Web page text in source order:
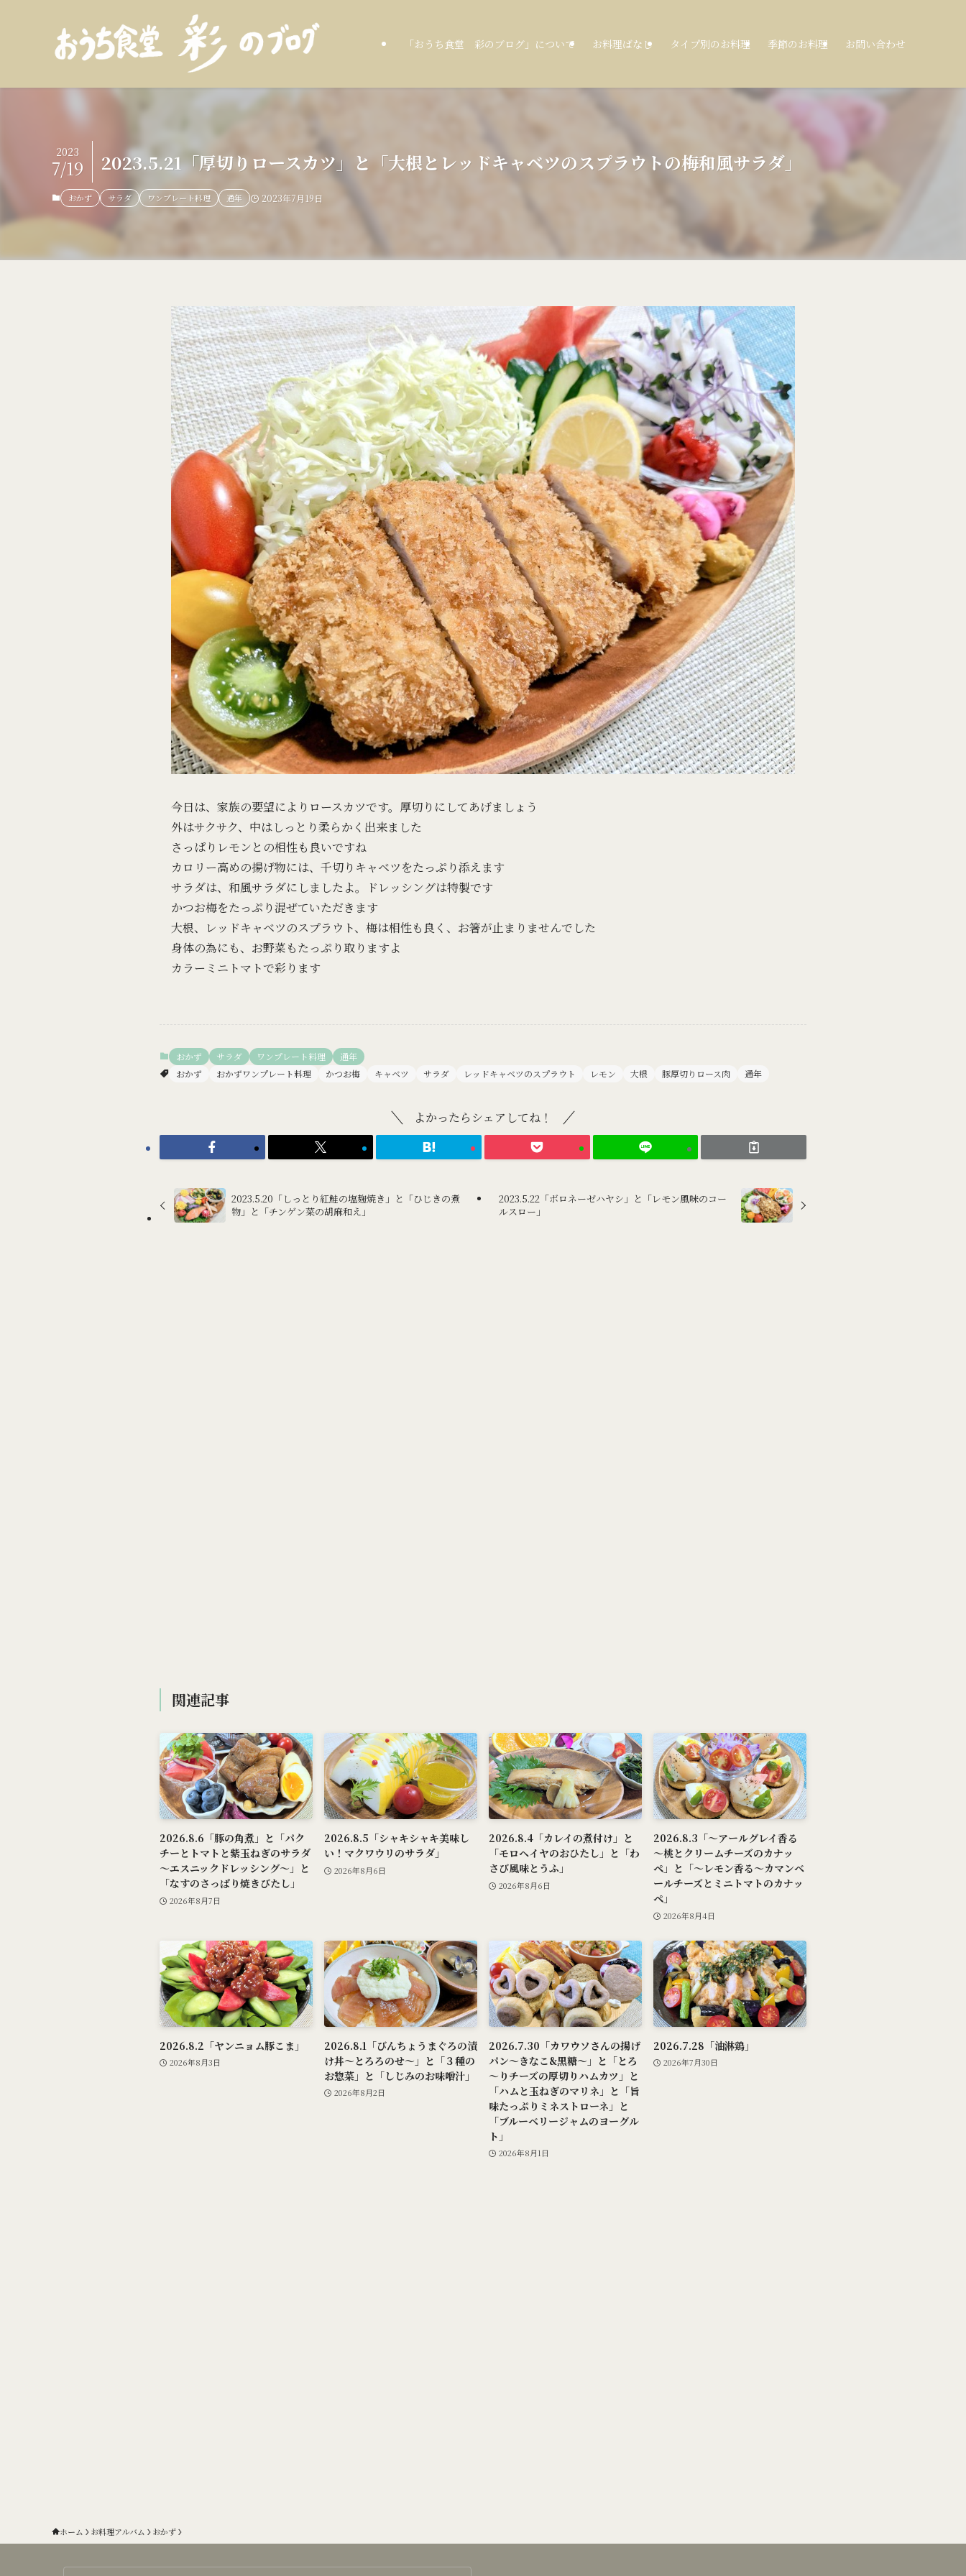
「おうち食堂 彩のブログ」について お料理ばなし タイプ別のお料理 季節のお料理 お問い合わせ
2023.5.21「厚切りロースカツ」と「大根とレッドキャベツのスプラウトの梅和風サラダ」
2023
7/19
おかず サラダ ワンプレート料理 通年 2023年7月19日
今日は、家族の要望によりロースカツです。厚切りにしてあげましょう
外はサクサク、中はしっとり柔らかく出来ました
さっぱりレモンとの相性も良いですね
カロリー高めの揚げ物には、千切りキャベツをたっぷり添えます
サラダは、和風サラダにしましたよ。ドレッシングは特製です
かつお梅をたっぷり混ぜていただきます
大根、レッドキャベツのスプラウト、梅は相性も良く、お箸が止まりませんでした
身体の為にも、お野菜もたっぷり取りますよ
カラーミニトマトで彩ります
おかず サラダ ワンプレート料理
通年
おかず
おかずワンプレート料理 かつお梅 キャベツ サラダ レッドキャベツのスプラウト レモン 大根 豚厚切りロース肉 通年
よかったらシェアしてね！
2023.5.20「しっとり紅鮭の塩麹焼き」と「ひじきの煮
物」と「チンゲン菜の胡麻和え」
2023.5.22「ボロネーゼハヤシ」と「レモン風味のコー
ルスロー」
関連記事
2026.8.6「豚の角煮」と「パク
チーとトマトと紫玉ねぎのサラダ
～エスニックドレッシング～」と
「なすのさっぱり焼きびたし」
2026年8月7日
2026.8.5「シャキシャキ美味し
い！マクワウリのサラダ」
2026年8月6日
2026.8.4「カレイの煮付け」と
「モロヘイヤのおひたし」と「わ
さび風味とうふ」
2026年8月6日
2026.8.3「～アールグレイ香る
～桃とクリームチーズのカナッ
ペ」と「～レモン香る～カマンベ
ールチーズとミニトマトのカナッ
ペ」
2026年8月4日
2026.8.2「ヤンニョム豚こま」
2026年8月3日
2026.8.1「びんちょうまぐろの漬
け丼～とろろのせ～」と「３種の
お惣菜」と「しじみのお味噌汁」
2026年8月2日
2026.7.30「カワウソさんの揚げ
パン～きなこ&黒糖～」と「とろ
～りチーズの厚切りハムカツ」と
「ハムと玉ねぎのマリネ」と「旨
味たっぷりミネストローネ」と
「ブルーベリージャムのヨーグル
ト」
2026年8月1日
2026.7.28「油淋鶏」
2026年7月30日
ホーム お料理アルバム おかず